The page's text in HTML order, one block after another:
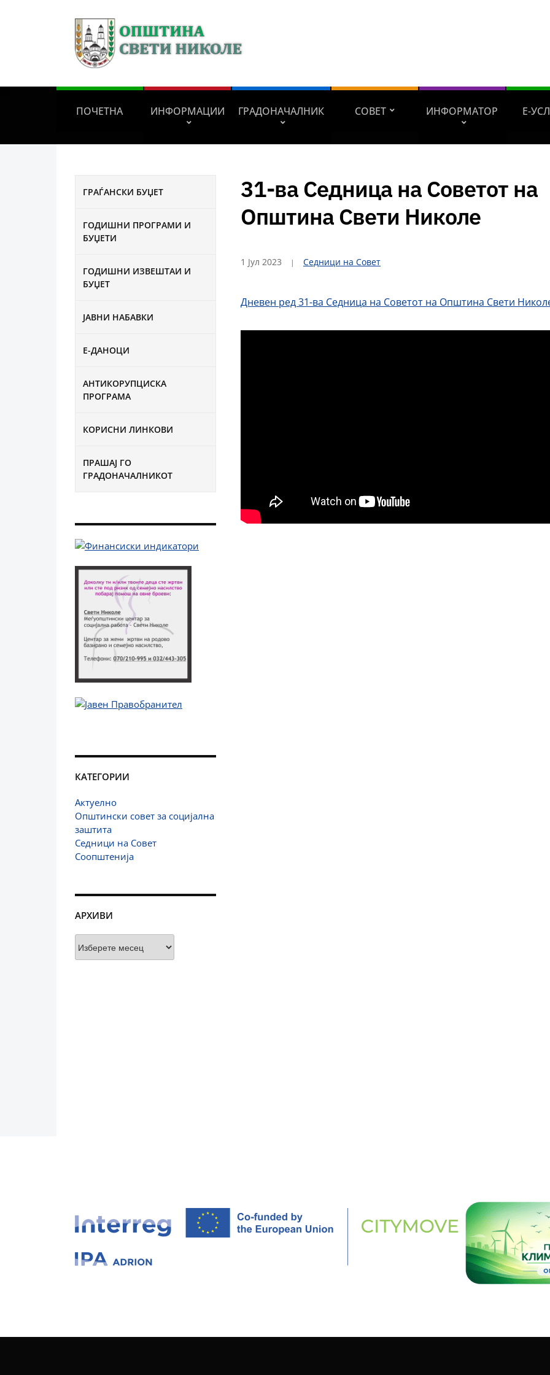
ПОЧЕТНА ИНФОРМАЦИИ ГРАДОНАЧАЛНИК СОВЕТ ИНФОРМАТОР Е-
ГРАЃАНСКИ БУЏЕТ
ГОДИШНИ ПРОГРАМИ И
БУЏЕТИ
ГОДИШНИ ИЗВЕШТАИ И
БУЏЕТ
ЈАВНИ НАБАВКИ
Е-ДАНОЦИ
АНТИКОРУПЦИСКА
ПРОГРАМА
КОРИСНИ ЛИНКОВИ
ПРАШАЈ ГО
ГРАДОНАЧАЛНИКОТ
КАТЕГОРИИ
Актуелно
Општински совет за социјална
заштита
Седници на Совет
Соопштенија
АРХИВИ
31-ва Седница на Советот на
Општина Свети Николе
1 Јул 2023 Седници на Совет
Дневен ред 31-ва Седница на Советот на Општина Свети